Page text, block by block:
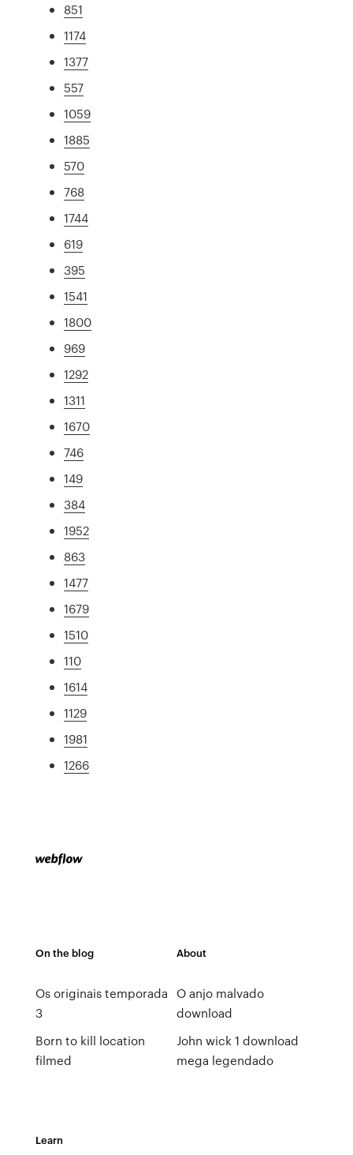
851
1174
1377
557
1059
1885
570
768
1744
619
395
1541
1800
969
1292
1311
1670
746
149
384
1952
863
1477
1679
1510
110
1614
1129
1981
1266
On the blog
Os originais temporada
3
Born to kill location
filmed
About
O anjo malvado
download
John wick 1 download
mega legendado
Learn